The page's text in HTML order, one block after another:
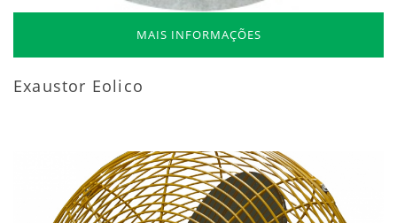
MAIS INFORMAÇÕES
Exaustor Eolico